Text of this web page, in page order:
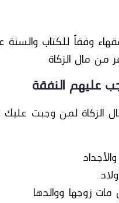
وفقاً للكتاب
من مال الزكاة
عليهم النفقة
الزكاة لمن وجبت
مات زوجها ووالدها